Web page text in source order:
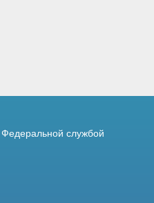
службой